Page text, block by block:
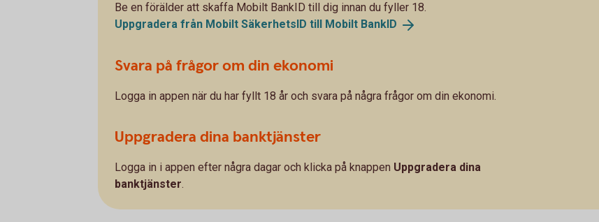
Be en förälder att skaffa Mobilt BankID till dig innan du fyller 18.
Uppgradera från Mobilt SäkerhetsID till Mobilt BankID
Svara på frågor om din ekonomi
Logga in appen när du har fyllt 18 år och svara på några frågor om din ekonomi.
Uppgradera dina banktjänster
Logga in i appen efter några dagar och klicka på knappen Uppgradera dina
banktjänster